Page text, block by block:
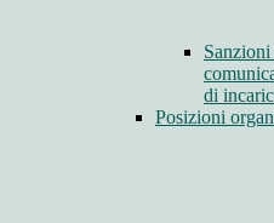
di
Posizioni